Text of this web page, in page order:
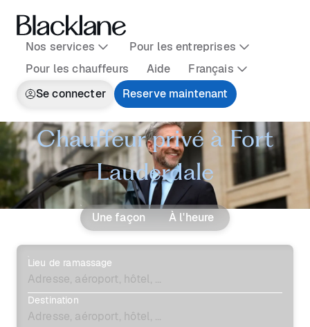
Nos services
Pour les entreprises
Pour les chauffeurs
Aide
Français
Se connecter
Reserve maintenant
Chauffeur privé à Fort
Lauderdale
Une façon À l'heure
Lieu de ramassage
Destination